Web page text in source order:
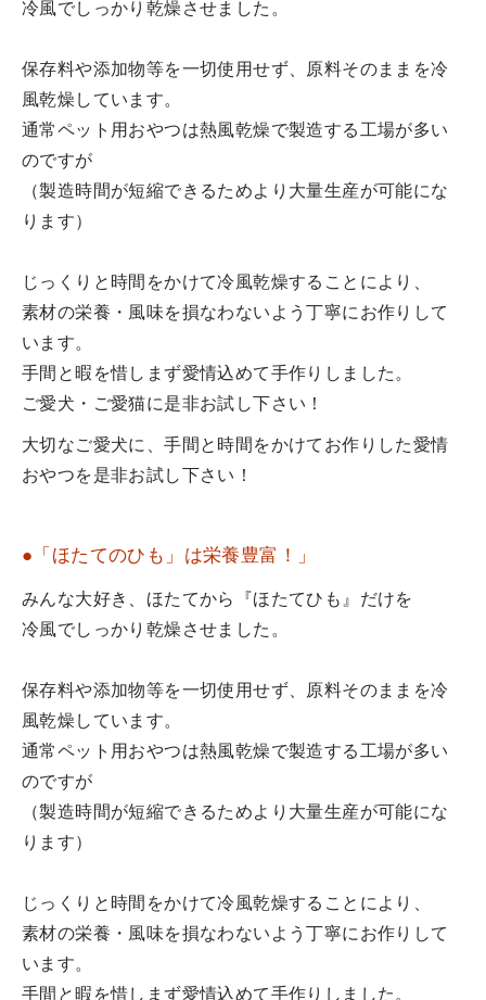
冷風でしっかり乾燥させました。
保存料や添加物等を一切使用せず、原料そのままを冷
風乾燥しています。
通常ペット用おやつは熱風乾燥で製造する工場が多い
のですが
（製造時間が短縮できるためより大量生産が可能にな
ります）
じっくりと時間をかけて冷風乾燥することにより、
素材の栄養・風味を損なわないよう丁寧にお作りして
います。
手間と暇を惜しまず愛情込めて手作りしました。
ご愛犬・ご愛猫に是非お試し下さい！
大切なご愛犬に、手間と時間をかけてお作りした愛情
おやつを是非お試し下さい！
●「ほたてのひも」は栄養豊富！」
みんな大好き、ほたてから『ほたてひも』だけを
冷風でしっかり乾燥させました。
保存料や添加物等を一切使用せず、原料そのままを冷
風乾燥しています。
通常ペット用おやつは熱風乾燥で製造する工場が多い
のですが
（製造時間が短縮できるためより大量生産が可能にな
ります）
じっくりと時間をかけて冷風乾燥することにより、
素材の栄養・風味を損なわないよう丁寧にお作りして
います。
手間と暇を惜しまず愛情込めて手作りしました。